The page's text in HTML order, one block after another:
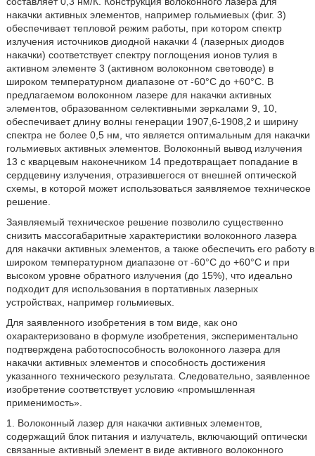
накачки активных элементов, например гольмиевых (фиг. 3)
обеспечивает тепловой режим работы, при котором спектр
излучения источников диодной накачки 4 (лазерных диодов
накачки) соответствует спектру поглощения ионов тулия в
активном элементе 3 (активном волоконном световоде) в
широком температурном диапазоне от -60°С до +60°С. В
предлагаемом волоконном лазере для накачки активных
элементов, образованном селективными зеркалами 9, 10,
обеспечивает длину волны генерации 1907,6-1908,2 и ширину
спектра не более 0,5 нм, что является оптимальным для накачки
гольмиевых активных элементов. Волоконный вывод излучения
13 с кварцевым наконечником 14 предотвращает попадание в
сердцевину излучения, отразившегося от внешней оптической
схемы, в которой может использоваться заявляемое техническое
решение.
Заявляемый техническое решение позволило существенно
снизить массогабаритные характеристики волоконного лазера
для накачки активных элементов, а также обеспечить его работу в
широком температурном диапазоне от -60°С до +60°С и при
высоком уровне обратного излучения (до 15%), что идеально
подходит для использования в портативных лазерных
устройствах, например гольмиевых.
Для заявленного изобретения в том виде, как оно
охарактеризовано в формуле изобретения, экспериментально
подтверждена работоспособность волоконного лазера для
накачки активных элементов и способность достижения
указанного технического результата. Следовательно, заявленное
изобретение соответствует условию «промышленная
применимость».
1. Волоконный лазер для накачки активных элементов,
содержащий блок питания и излучатель, включающий оптически
связанные активный элемент в виде активного волоконного